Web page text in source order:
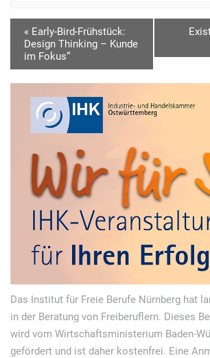
r
g
N
a
v
« Early-Bird-Frühstück:
Design Thinking – Kunde
im Fokus“
Das Institut für Freie Berufe Nürnberg hat
in der Beratung von Freiberuflern. Dieses
wird vom Wirtschaftsministerium Baden-
gefördert und ist daher kostenfrei. Eine